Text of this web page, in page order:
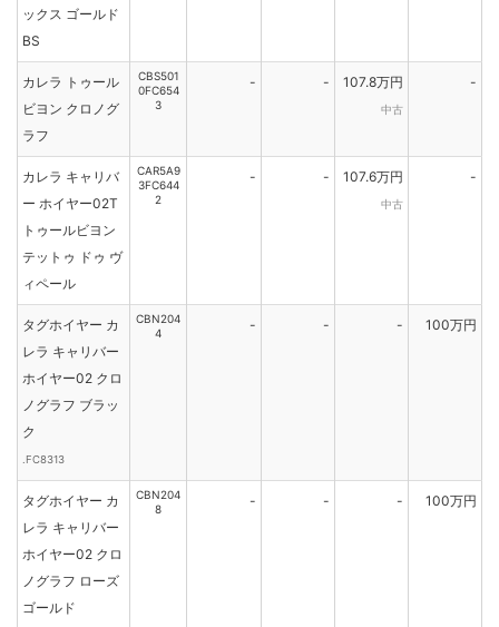
ックス ゴールド
BS
カレラ トゥール
ビヨン クロノグ
ラフ
CBS501
0FC654
3
- - 107.8万円
中古
-
カレラ キャリバ
ー ホイヤー02T
トゥールビヨン
テットゥ ドゥ ヴ
ィペール
CAR5A9
3FC644
2
- - 107.6万円
中古
-
タグホイヤー カ
レラ キャリバー
ホイヤー02 クロ
ノグラフ ブラッ
ク
.FC8313
CBN204
4
- - - 100万円
タグホイヤー カ
レラ キャリバー
ホイヤー02 クロ
ノグラフ ローズ
ゴールド
CBN204
8
- - - 100万円